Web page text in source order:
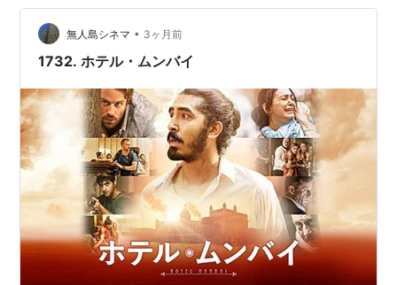
文部科学省の前川喜平前事務次官を招いた講演につ
いて、内容の詳細や録音の提出を文部科学省が求め
ていたとの報道を受けメールの内容などを公開
3月18日
アメリカのアリゾナ州でUberの自動運転車にはねら
れた女性が死亡、自動運転車が歩行者をはねた初の
死亡事故とみられる
3月23日
ドナルド・トランプ米大統領、鉄鋼とアルミニウム
に輸入関税を課す大統領令に署名。あわせて中国に
想像されるような「ふんわりしたストーリー」ではない
のだろうな、とは予想していた…
無人島シネマ • 3ヶ月前
1732. ホテル・ムンバイ